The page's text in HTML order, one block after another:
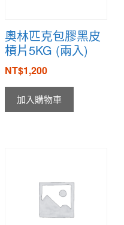
奧林匹克包膠黑皮
槓片5KG (兩入)
NT$1,200
加入購物車